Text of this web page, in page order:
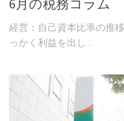
6月の税務コラム
経営：自己資本比率の推
っかく利益を出し...